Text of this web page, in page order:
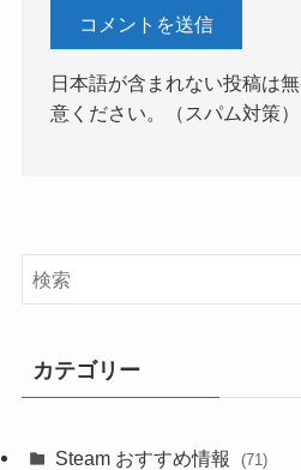
日本語が含まれない投稿は
意ください。（スパム対策）
カテゴリー
Steam おすすめ情報 (71)